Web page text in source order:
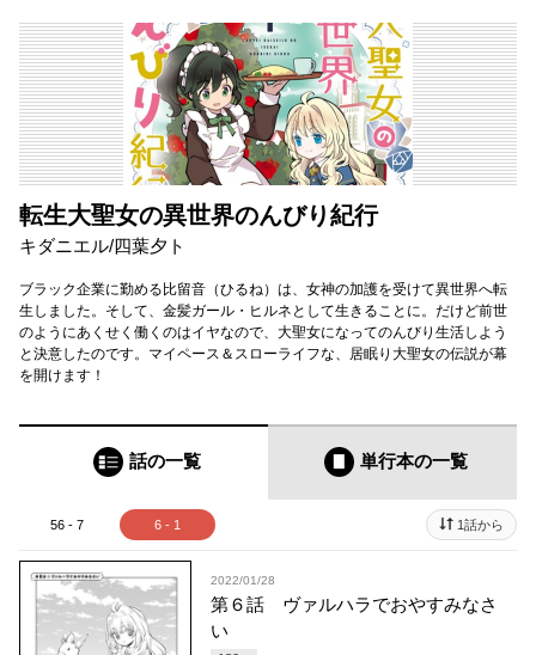
転生大聖女の異世界のんびり紀行
キダニエル/四葉夕ト
ブラック企業に勤める比留音（ひるね）は、女神の加護を受けて異世界へ転
生しました。そして、金髪ガール・ヒルネとして生きることに。だけど前世
のようにあくせく働くのはイヤなので、大聖女になってのんびり生活しよう
と決意したのです。マイペース＆スローライフな、居眠り大聖女の伝説が幕
を開けます！
話の一覧 単行本の一覧
56 - 7 6 - 1 1話から
2022/01/28
第６話 ヴァルハラでおやすみなさ
い